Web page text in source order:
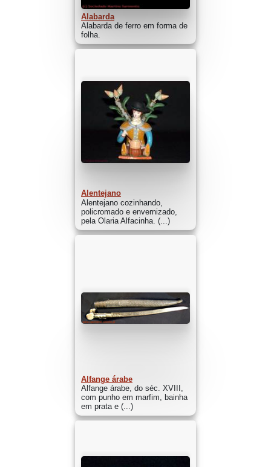
Alabarda
Alabarda de ferro em forma de
folha.
Alentejano
Alentejano cozinhando,
policromado e envernizado,
pela Olaria Alfacinha. (...)
Alfange árabe
Alfange árabe, do séc. XVIII,
com punho em marfim, bainha
em prata e (...)